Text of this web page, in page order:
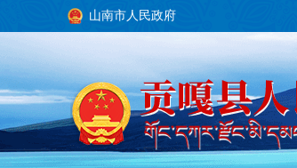
山南市人民政府